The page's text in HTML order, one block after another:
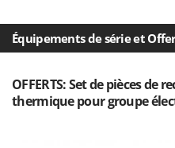
Équipements de série et
OFFERTS: Set de pièces
thermique pour groupe